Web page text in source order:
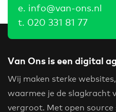
e. info@van-ons.nl
t. 020 331 81 77
Van Ons is een digital
Wij maken sterke
waarmee je de slagkracht
vergroot. Met open